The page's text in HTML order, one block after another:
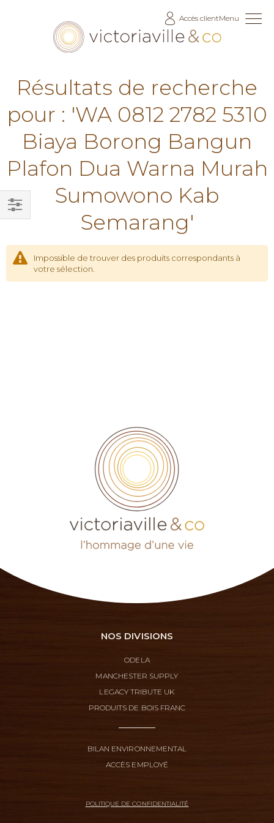
Accès clientMenu
Résultats de recherche
pour : 'WA 0812 2782 5310
Biaya Borong Bangun
Plafon Dua Warna Murah
Sumowono Kab
Semarang'
Impossible de trouver des produits correspondants à
votre sélection.
Filtrer
NOS DIVISIONS
ODELA
MANCHESTER SUPPLY
LEGACY TRIBUTE UK
PRODUITS DE BOIS FRANC
BILAN ENVIRONNEMENTAL
ACCÈS EMPLOYÉ
POLITIQUE DE CONFIDENTIALITÉ